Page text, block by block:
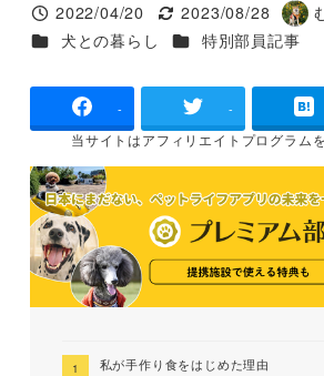
投稿日
2022/04/20
更新日
2023/08/28
著
者
カテゴリー
犬との暮らし カテゴリー
特別部員記事
- -
当サイトはアフィリエイトプログラム
私が手作り食をはじめた理由